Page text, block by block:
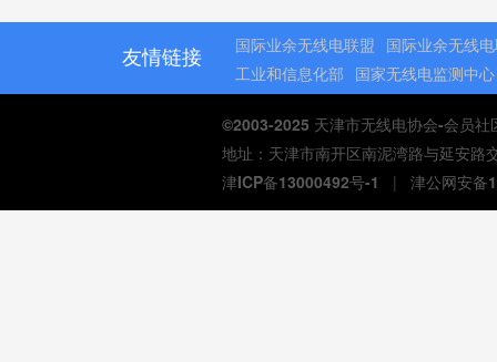
友情链接 国际业余无线电联盟 国际业余无线
工业和信息化部 国家无线电监测中心
©2003-2025 天津市无线电协会-会员社
地址：天津市南开区南泥湾路与延安
津ICP备13000492号-1 | 津公网安备